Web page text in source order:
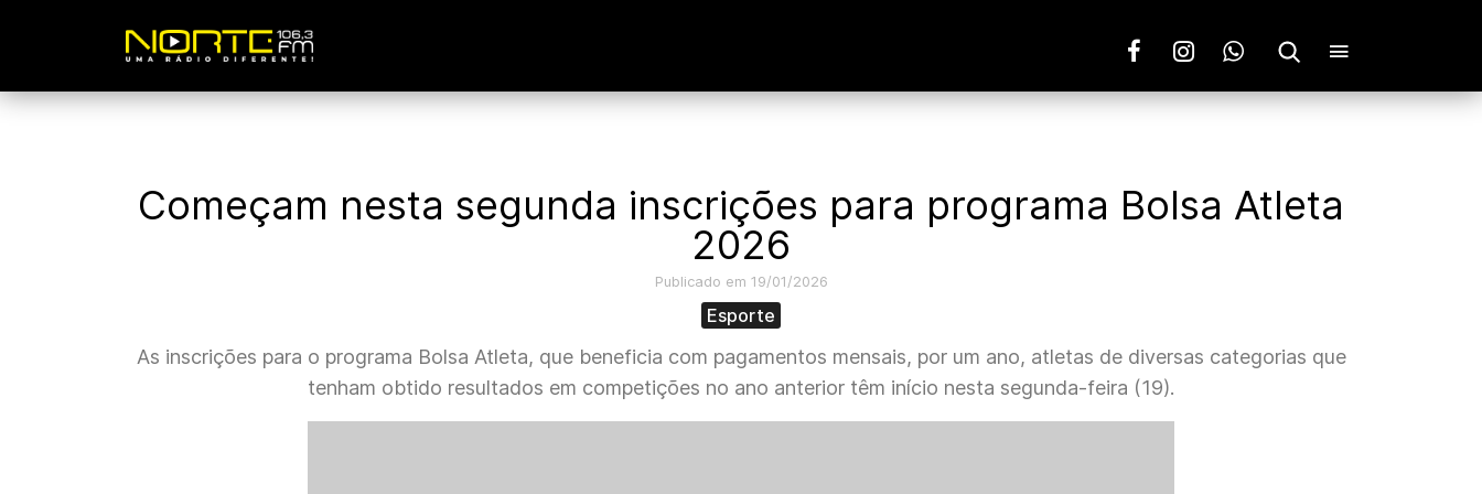
Começam nesta segunda inscrições para programa Bolsa Atleta
2026
Publicado em 19/01/2026
Esporte
As inscrições para o programa Bolsa Atleta, que beneficia com pagamentos mensais, por um ano, atletas de diversas categorias que
tenham obtido resultados em competições no ano anterior têm início nesta segunda-feira (19).